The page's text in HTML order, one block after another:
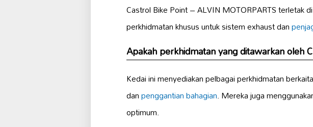
Castrol Bike Point – ALVIN MOTORPARTS terletak
perkhidmatan khusus untuk sistem exhaust dan
Apakah perkhidmatan yang ditawarkan oleh
Kedai ini menyediakan pelbagai perkhidmatan
danpenggantian bahagian. Mereka juga
optimum.